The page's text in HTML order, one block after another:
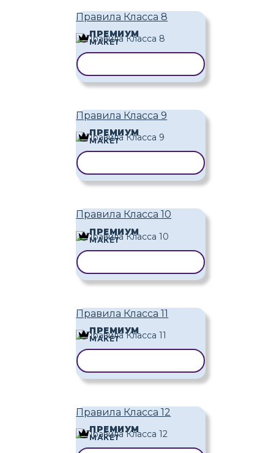
Правила Класса 8
ПРЕМИУМ
МАКЕТ
Правила Класса 9
ПРЕМИУМ
МАКЕТ
Правила Класса 10
ПРЕМИУМ
МАКЕТ
Правила Класса 11
ПРЕМИУМ
МАКЕТ
Правила Класса 12
ПРЕМИУМ
МАКЕТ